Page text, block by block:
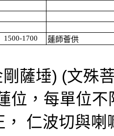
1500-1700 蓮師薈供
剛薩埵) (文殊
位，每單位
仁波切與喇